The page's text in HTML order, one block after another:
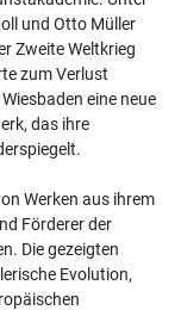
und Otto Müller
Zweite Weltkrieg
zum Verlust
eine neue
das ihre
Werken aus ihrem
Förderer der
Die gezeigten
Evolution,